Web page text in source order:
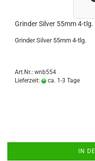
Grinder Silver 55mm 4-tlg.
Grinder Silver 55mm 4-tlg.
Art.Nr.: wnb554
Lieferzeit:
ca. 1-3 Tage
IN